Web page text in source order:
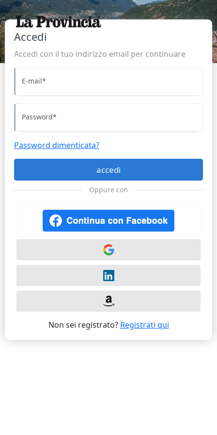
Accedi
Accedi con il tuo indirizzo email per continuare
E-mail*
Password*
Password dimenticata?
accedi
Oppure con
Non sei registrato? Registrati qui